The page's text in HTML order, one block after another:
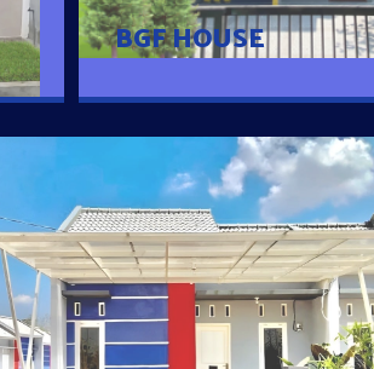
BGF HOUSE
SURYA MADANI SATU
Satu-satunya Hunian nyaman dengan harga subsidi hanya 100
jutaan dengan lokasi strategis di Tuban